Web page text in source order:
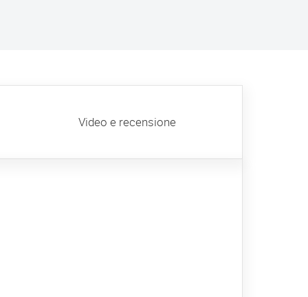
Video e recensione